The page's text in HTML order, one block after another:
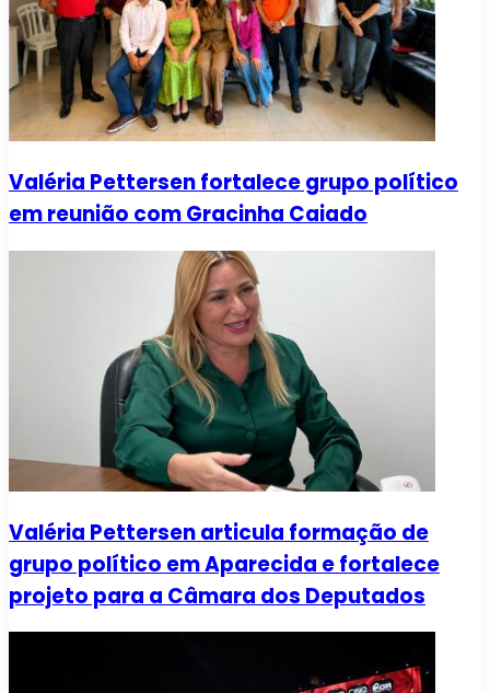
Valéria Pettersen fortalece grupo político
em reunião com Gracinha Caiado
Valéria Pettersen articula formação de
grupo político em Aparecida e fortalece
projeto para a Câmara dos Deputados